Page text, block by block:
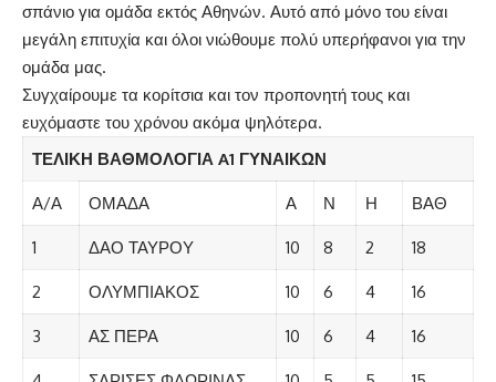
σπάνιο για ομάδα εκτός Αθηνών. Αυτό από μόνο του είναι
μεγάλη επιτυχία και όλοι νιώθουμε πολύ υπερήφανοι για την
ομάδα μας.
Συγχαίρουμε τα κορίτσια και τον προπονητή τους και
ευχόμαστε του χρόνου ακόμα ψηλότερα.
ΤΕΛΙΚΗ ΒΑΘΜΟΛΟΓΙΑ A1 ΓΥΝΑΙΚΩΝ
Α/Α ΟΜΑΔΑ Α Ν Η ΒΑΘ
1 ΔΑΟ ΤΑΥΡΟΥ 10 8 2 18
2 ΟΛΥΜΠΙΑΚΟΣ 10 6 4 16
3 ΑΣ ΠΕΡΑ 10 6 4 16